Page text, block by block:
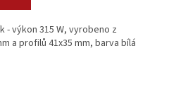
výkon 315 W, vyrobeno z
a profilů 41x35 mm, barva bílá